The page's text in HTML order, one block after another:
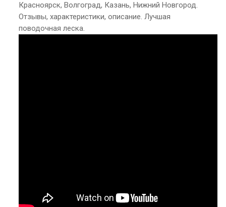
Красноярск, Волгоград, Казань, Нижний Новгород.
Отзывы, характеристики, описание. Лучшая
поводочная леска.